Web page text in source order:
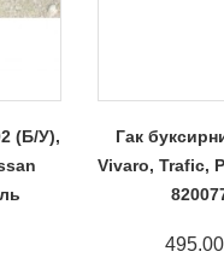
(Б/У),
Гак
Vivaro, Trafic,